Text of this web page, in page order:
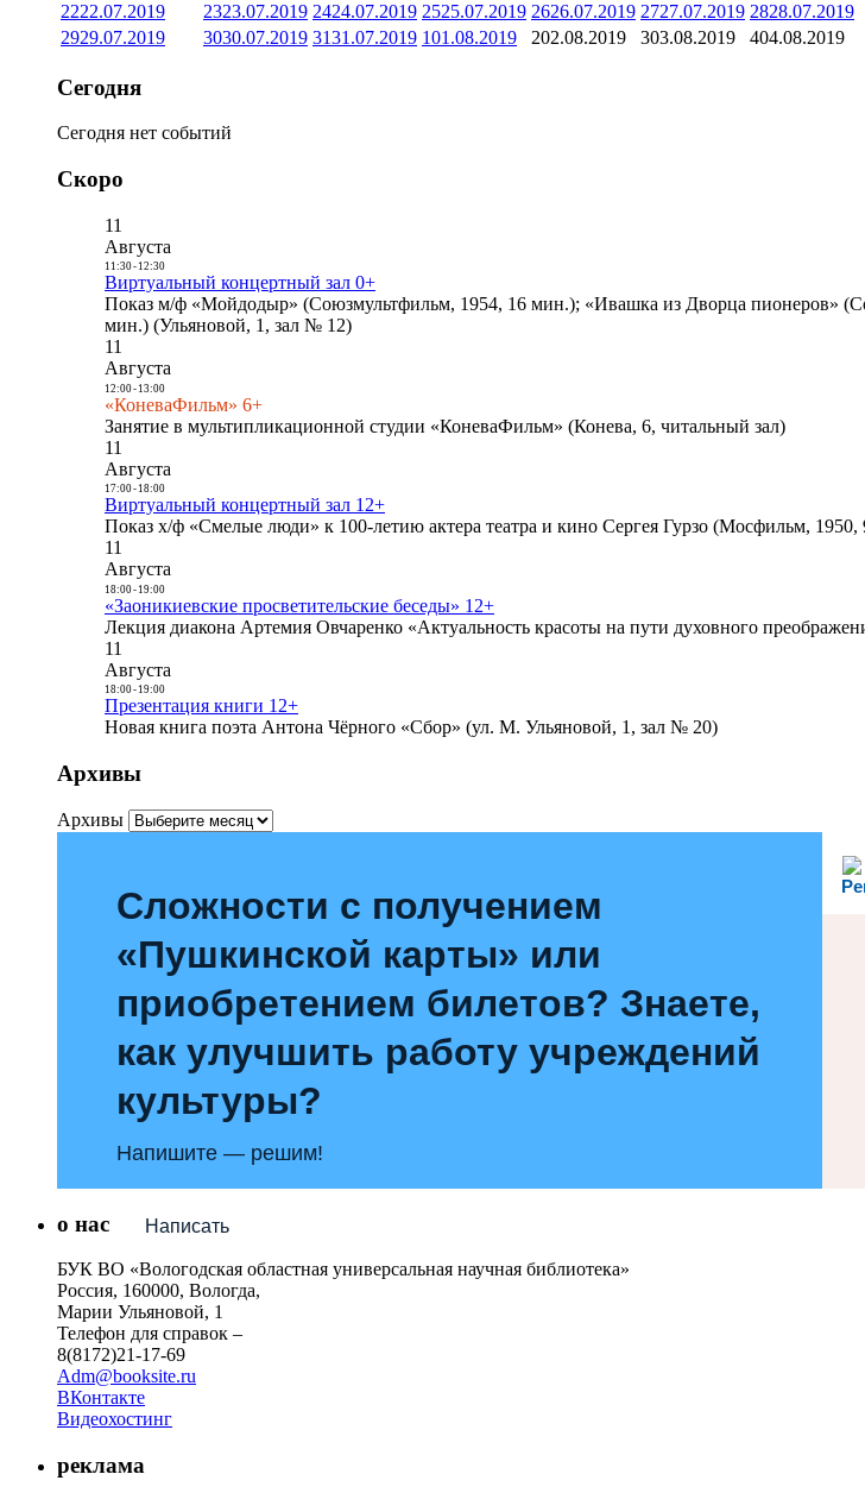
2222.07.2019 2323.07.2019 2424.07.2019 2525.07.2019 2626.07.2019 2727.07.2019 2828.07.2019
2929.07.2019 3030.07.2019 3131.07.2019 101.08.2019 202.08.2019 303.08.2019 404.08.2019
Сегодня
Сегодня нет событий
Скоро
11
Августа
11:30- 12:30
Виртуальный концертный зал 0+
Показ м/ф «Мойдодыр» (Союзмультфильм, 1954, 16 мин.); «Ивашка из Дворца пионеров»
мин.) (Ульяновой, 1, зал № 12)
11
Августа
12:00- 13:00
«КоневаФильм» 6+
Занятие в мультипликационной студии «КоневаФильм» (Конева, 6, читальный зал)
11
Августа
17:00- 18:00
Виртуальный концертный зал 12+
Показ х/ф «Смелые люди» к 100-летию актера театра и кино Сергея Гурзо (Мосфильм,
11
Августа
18:00- 19:00
«Заоникиевские просветительские беседы» 12+
Лекция диакона Артемия Овчаренко «Актуальность красоты на пути духовного
11
Августа
18:00- 19:00
Презентация книги 12+
Новая книга поэта Антона Чёрного «Сбор» (ул. М. Ульяновой, 1, зал № 20)
Архивы
Архивы
Сложности с получением
«Пушкинской карты» или
приобретением билетов? Знаете,
как улучшить работу учреждений
культуры?
Напишите — решим!
Написать
о нас
БУК ВО «Вологодская областная универсальная научная библиотека»
Россия, 160000, Вологда,
Марии Ульяновой, 1
Телефон для справок –
8(8172)21-17-69
Adm@booksite.ru
ВКонтакте
Видеохостинг
реклама